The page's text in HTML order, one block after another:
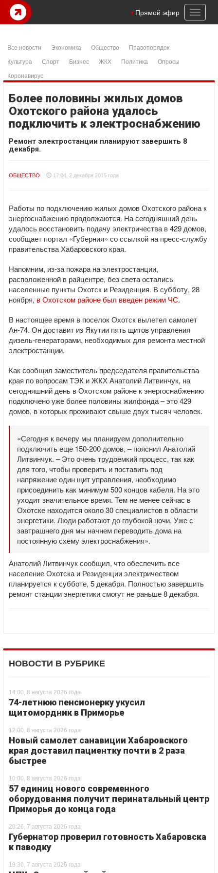
Toggle
Прямой эфир
Все новости Экономика Общество
Правопорядок
Культура
Спорт Бизнес ЖКХ Политика
Опросы
Коронавирус
Более половины жилых домов
Охотского района удалось
подключить к электроснабжению
Ремонт электростанции планируют завершить 8
декабря.
ОБЩЕСТВО 17:04, 2 декабря 2015 года
Работы по подключению жилых домов Охотского района к
энергоснабжению продолжаются. На сегодняшний день
удалось восстановить подачу электричества в 429 домов,
сообщает портал «Губерния» со ссылкой на пресс-службу
правительства Хабаровского края.
Напомним, из-за пожара на электростанции,
расположенной в райцентре, без света остались
населенные пункты Охотск и Резиденция. В субботу, 28
ноября, в Охотском районе был введен режим ЧС.
В настоящее время в поселок Охотск вылетел самолет
Ан-74. Он доставит из Якутии пять щитов управления
дизель-генераторами, необходимых для ремонта местной
электростанции.
Как сообщил заместитель председателя правительства
края по вопросам ТЭК и ЖКХ Анатолий Литвинчук, на
сегодняшний день в Охотском районе к энергоснабжению
подключено уже более половины жилфонда – это 429
домов, в которых проживают свыше двух тысяч человек.
«Сегодня к вечеру мы планируем дополнительно
подключить еще 150-200 домов, – пояснил Анатолий
Литвинчук. – Это очень трудоемкий процесс, так как
для того, чтобы проверить и поставить под
напряжение один щит управления, необходимо
присоединить как минимум 500 концов кабеля. На это
уходит значительное время. Тем не менее сейчас в
Охотске находится около 30 специалистов в области
энергетики. Люди работают до глубокой ночи. Уже с
завтрашнего дня мы начнем переводить дома на
постоянную схему электроснабжения».
Анатолий Литвинчук сообщил, что обеспечить все
население Охотска и Резиденции электричеством
планируется к субботе, 5 декабря. Полностью завершить
ремонт станции энергетики смогут не раньше 8 декабря.
НОВОСТИ В РУБРИКЕ
14:00, 8 августа 2026 года
74-летнюю пенсионерку укусил
щитомордник в Приморье
12:00, 8 августа 2026 года
Новый самолет санавиции Хабаровского
края доставил пациентку почти в 2 раза
быстрее
10:00, 8 августа 2026 года
57 единиц нового современного
оборудования получит перинатальный центр
Приморья до конца года
20:26, 7 августа 2026 года
Губернатор проверил готовность Хабаровска
к паводку
19:30, 7 августа 2026 года